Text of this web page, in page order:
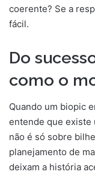
coerente? Se a
fácil.
Do
como o
Quando um biopic
entende que existe
não é só sobre
planejamento de
deixam a história